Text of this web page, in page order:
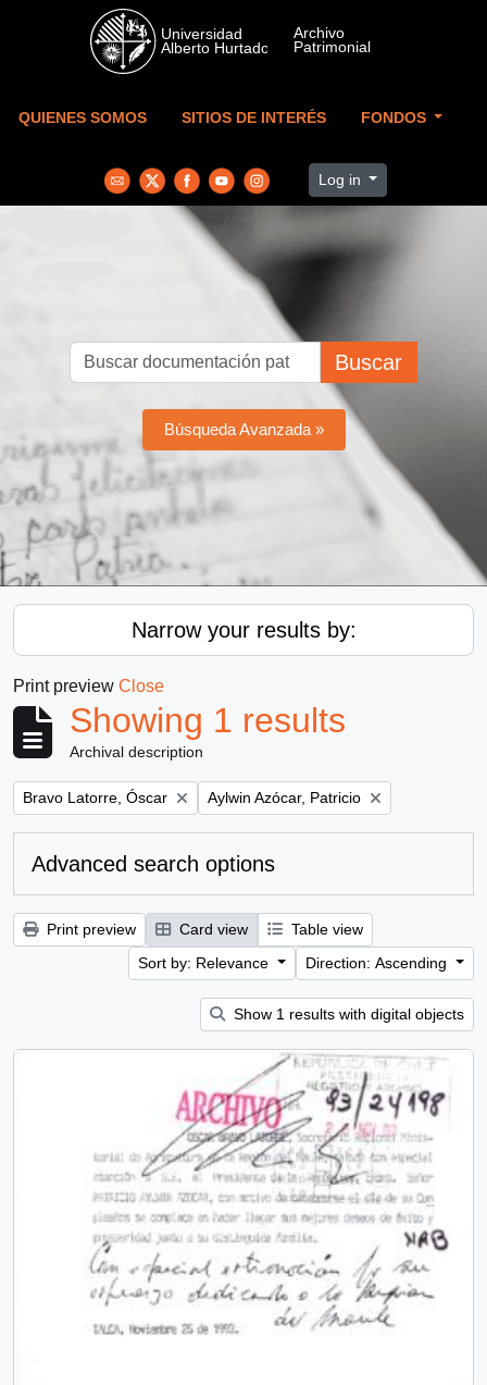
Skip to main content
QUIENES SOMOS SITIOS DE INTERÉS FONDOS
Log in
Buscar
Búsqueda Avanzada »
Narrow your results by:
Print preview Close
Showing 1 results
Archival description
Remove filter:
Bravo Latorre, Óscar Remove filter:
Aylwin Azócar, Patricio
Advanced search options
Print preview Card view
Table view
Sort by: Relevance
Direction: Ascending
Show 1 results with digital objects